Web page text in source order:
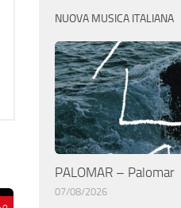
NUOVA MUSICA ITALIANA
PALOMAR – Palomar
07/08/2026